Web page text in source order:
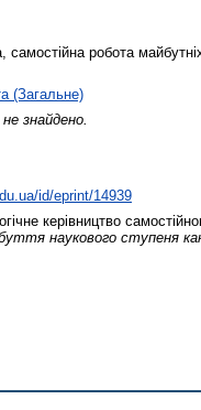
самостійна робота
(Загальне)
знайдено.
id/eprint/14939
керівництво
наукового ступеня